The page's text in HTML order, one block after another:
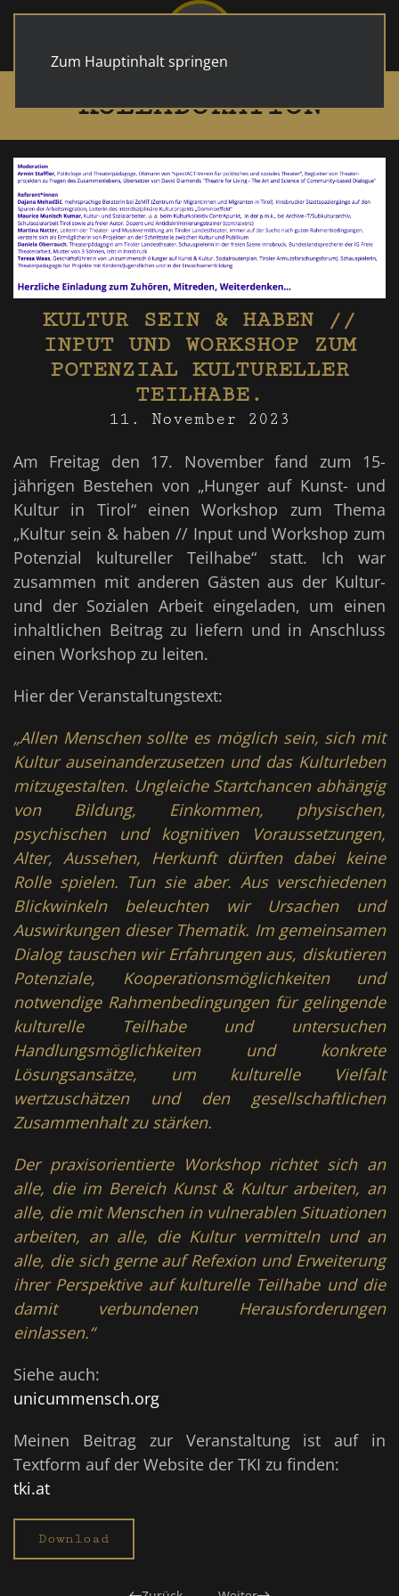
Zum Hauptinhalt springen
KOLLABORATION
KULTUR SEIN & HABEN //
INPUT UND WORKSHOP ZUM
POTENZIAL KULTURELLER
TEILHABE.
11. November 2023
Am Freitag den 17. November fand zum 15-
jährigen Bestehen von „Hunger auf Kunst- und
Kultur in Tirol“ einen Workshop zum Thema
„Kultur sein & haben // Input und Workshop zum
Potenzial kultureller Teilhabe“ statt. Ich war
zusammen mit anderen Gästen aus der Kultur-
und der Sozialen Arbeit eingeladen, um einen
inhaltlichen Beitrag zu liefern und in Anschluss
einen Workshop zu leiten.
Hier der Veranstaltungstext:
„Allen Menschen sollte es möglich sein, sich mit
Kultur auseinanderzusetzen und das Kulturleben
mitzugestalten. Ungleiche Startchancen abhängig
von Bildung, Einkommen, physischen,
psychischen und kognitiven Voraussetzungen,
Alter, Aussehen, Herkunft dürften dabei keine
Rolle spielen. Tun sie aber. Aus verschiedenen
Blickwinkeln beleuchten wir Ursachen und
Auswirkungen dieser Thematik. Im gemeinsamen
Dialog tauschen wir Erfahrungen aus, diskutieren
Potenziale, Kooperationsmöglichkeiten und
notwendige Rahmenbedingungen für gelingende
kulturelle Teilhabe und untersuchen
Handlungsmöglichkeiten und konkrete
Lösungsansätze, um kulturelle Vielfalt
wertzuschätzen und den gesellschaftlichen
Zusammenhalt zu stärken.
Der praxisorientierte Workshop richtet sich an
alle, die im Bereich Kunst & Kultur arbeiten, an
alle, die mit Menschen in vulnerablen Situationen
arbeiten, an alle, die Kultur vermitteln und an
alle, die sich gerne auf Refexion und Erweiterung
ihrer Perspektive auf kulturelle Teilhabe und die
damit verbundenen Herausforderungen
einlassen.“
Siehe auch:
unicummensch.org
Meinen Beitrag zur Veranstaltung ist auf in
Textform auf der Website der TKI zu finden:
tki.at
Download